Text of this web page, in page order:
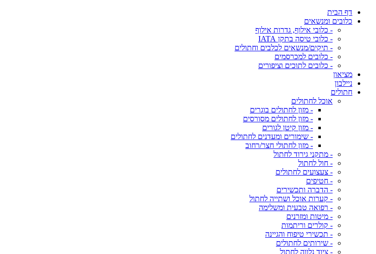
דף הבית
כלובים ומנשאים
- כלובי אילוף, גדרות אילוף
- כלובי טיסה בתקן IATA
- תיקים/מנשאים לכלבים וחתולים
- כלובים למכרסמים
- כלובים לתוכים וציפורים
מציאון
ניילבון
חתולים
אוכל לחתולים
- מזון לחתולים בוגרים
- מזון לחתולים מסורסים
- מזון קיטן לגורים
- שימורים ומעדנים לחתולים
- מזון לחתולי חצר/רחוב
- מתקני גירוד לחתול
- חול לחתול
- צעצועים לחתולים
- חטיפים
- הדברה ותכשירים
- קערות אוכל ושתייה לחתול
- רפואה טבעית ומשלימה
- מיטות ומזרנים
- קולרים וריתמות
- תכשירי טיפוח והגיינה
- שירותים לחתולים
- ציוד נלווה לחתול